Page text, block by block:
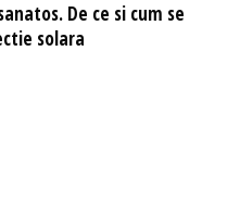
De ce si cum se
solara